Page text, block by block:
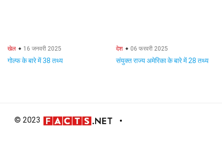
खेल 16 जनवरी 2025
गोल्फ के बारे में 38 तथ्य
देश 06 फरवरी 2025
संयुक्त राज्य अमेरिका के बारे में 28 तथ्य
© 2023